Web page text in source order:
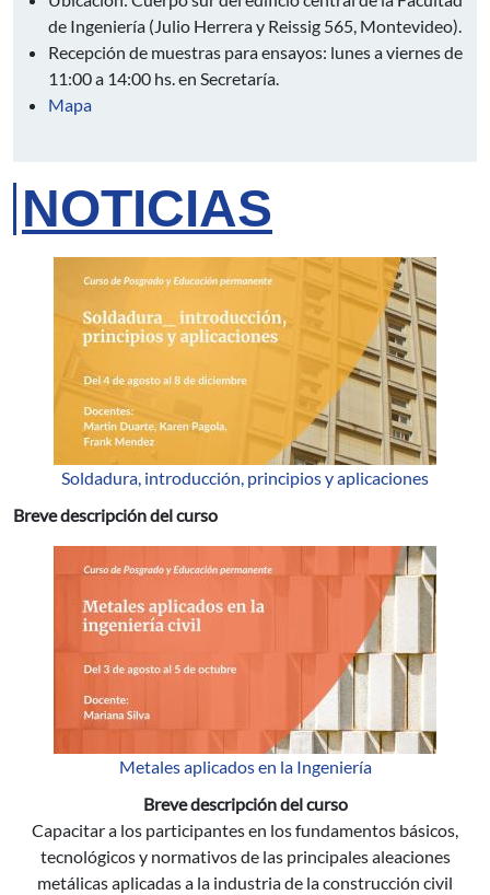
de Ingeniería (Julio Herrera y Reissig 565, Montevideo).
Recepción de muestras para ensayos: lunes a viernes de
11:00 a 14:00 hs. en Secretaría.
Mapa
NOTICIAS
Soldadura, introducción, principios y aplicaciones
Breve descripción del curso
Metales aplicados en la Ingeniería
Breve descripción del curso
Capacitar a los participantes en los fundamentos básicos,
tecnológicos y normativos de las principales aleaciones
metálicas aplicadas a la industria de la construcción civil